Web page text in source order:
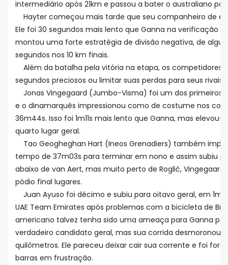
intermediário após 21km e passou a bater o australiano por
Hayter começou mais tarde que seu companheiro de
Ele foi 30 segundos mais lento que Ganna na verificação
montou uma forte estratégia de divisão negativa, de
segundos nos 10 km finais.
Além da batalha pela vitória na etapa, os competidores
segundos preciosos ou limitar suas perdas para seus rivais.
Jonas Vingegaard (Jumbo-Visma) foi um dos primeiros
e o dinamarquês impressionou como de costume nos
36m44s. Isso foi 1m11s mais lento que Ganna, mas elevou-
quarto lugar geral.
Tao Geogheghan Hart (Ineos Grenadiers) também
tempo de 37m03s para terminar em nono e assim subiu
abaixo de van Aert, mas muito perto de Roglič,
pódio final lugares.
Juan Ayuso foi décimo e subiu para oitavo geral, em
UAE Team Emirates após problemas com a bicicleta de
americano talvez tenha sido uma ameaça para Ganna
verdadeiro candidato geral, mas sua corrida desmoronou
quilômetros. Ele pareceu deixar cair sua corrente e foi
barras em frustração.